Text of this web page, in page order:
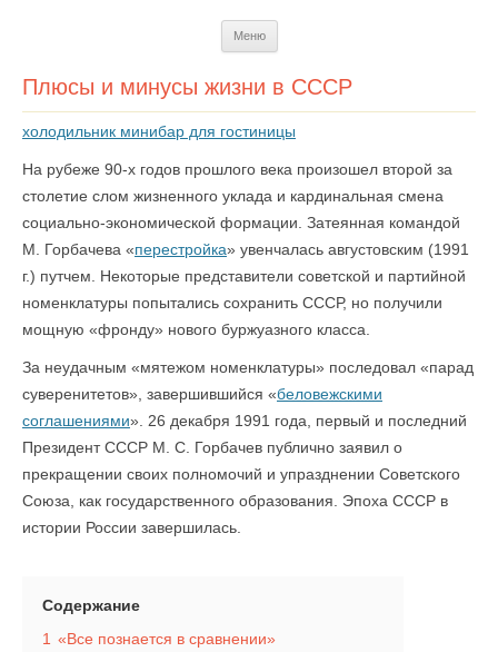
Меню
Плюсы и минусы жизни в СССР
холодильник минибар для гостиницы
На рубеже 90-х годов прошлого века произошел второй за
столетие слом жизненного уклада и кардинальная смена
социально-экономической формации. Затеянная командой
М. Горбачева «перестройка» увенчалась августовским (1991
г.) путчем. Некоторые представители советской и партийной
номенклатуры попытались сохранить СССР, но получили
мощную «фронду» нового буржуазного класса.
За неудачным «мятежом номенклатуры» последовал «парад
суверенитетов», завершившийся «беловежскими
соглашениями». 26 декабря 1991 года, первый и последний
Президент СССР М. С. Горбачев публично заявил о
прекращении своих полномочий и упразднении Советского
Союза, как государственного образования. Эпоха СССР в
истории России завершилась.
Содержание
1 «Все познается в сравнении»